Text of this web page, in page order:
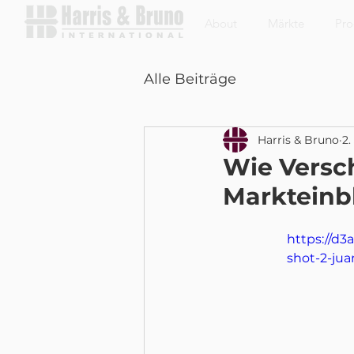
Alle Beiträge
Wie
Harris & Bruno
https://
shot-2-